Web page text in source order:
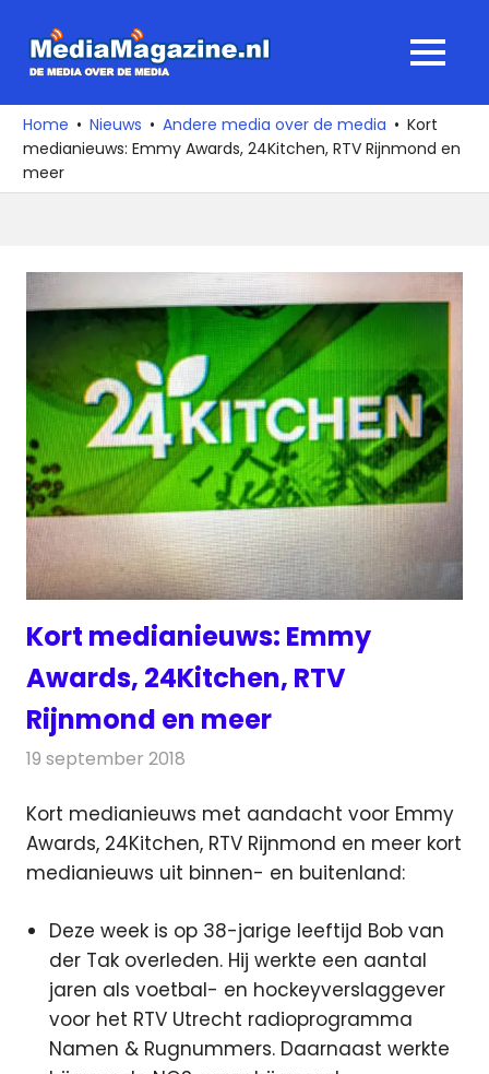
naar
media
over
de
media
MENU
Home Nieuws Andere media over de media
Kort
medianieuws: Emmy Awards, 24Kitchen, RTV Rijnmond en
meer
Kort medianieuws: Emmy
Awards, 24Kitchen, RTV
Rijnmond en meer
19 september 2018
Kort medianieuws met aandacht voor Emmy
Awards, 24Kitchen, RTV Rijnmond en meer kort
medianieuws uit binnen- en buitenland:
Deze week is op 38-jarige leeftijd Bob van
der Tak overleden. Hij werkte een aantal
jaren als voetbal- en hockeyverslaggever
voor het RTV Utrecht radioprogramma
Namen & Rugnummers. Daarnaast werkte